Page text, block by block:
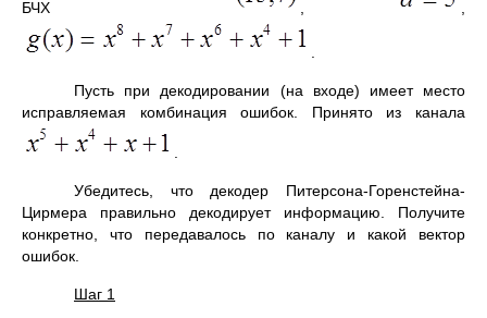
БЧХ
Пусть при декодировании (на входе) имеет место
исправляемая комбинация ошибок. Принято из канала
Убедитесь, что декодер Питерсона-Горенстейна-
Цирмера правильно декодирует информацию. Получите
конкретно, что передавалось по каналу и какой вектор
ошибок.
Шаг 1